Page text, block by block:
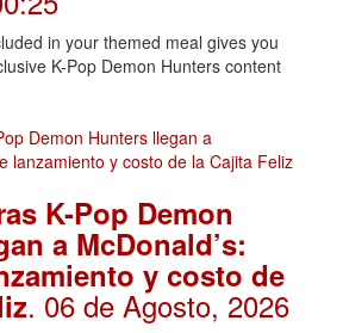
in your themed meal gives you
K-Pop Demon Hunters content
K-Pop Demon
a McDonald’s:
y costo de
. 06 de Agosto, 2026